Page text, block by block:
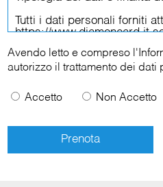
Avendo letto e compreso l'
autorizzo il trattamento dei dati
Accetto Non Accetto